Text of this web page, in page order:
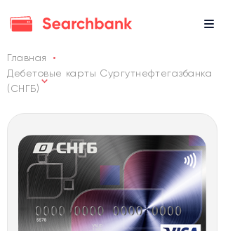
Главная
Дебетовые карты Сургутнефтегазбанка
(СНГБ)